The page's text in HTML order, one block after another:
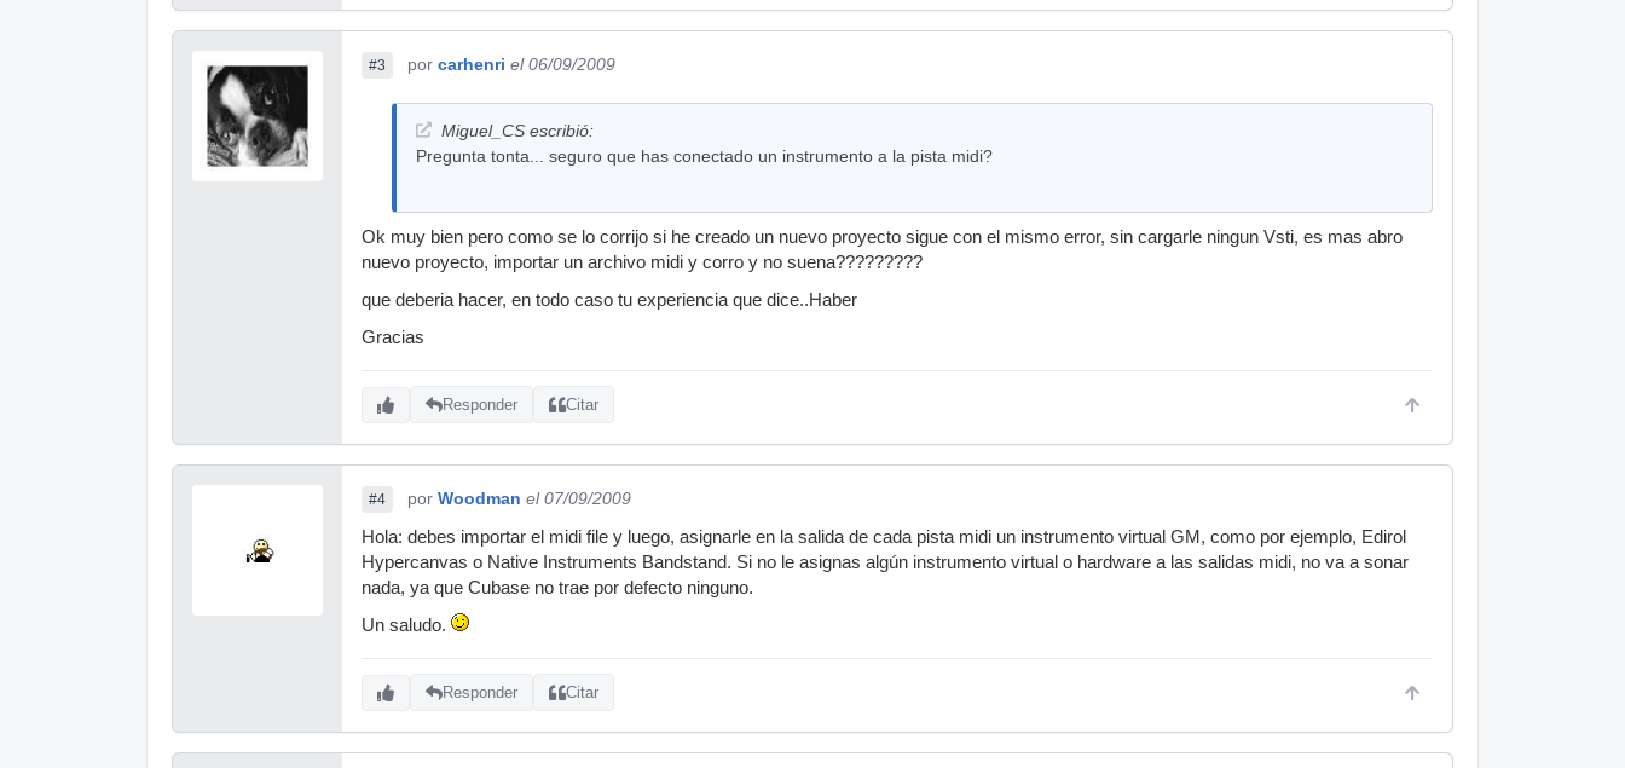
#3 por carhenri el 06/09/2009
Miguel_CS escribió:
Pregunta tonta... seguro que has conectado un instrumento a la pista midi?
Ok muy bien pero como se lo corrijo si he creado un nuevo proyecto sigue con el mismo error, sin cargarle ningun Vsti, es mas abro
nuevo proyecto, importar un archivo midi y corro y no suena?????????
que deberia hacer, en todo caso tu experiencia que dice..Haber
Gracias
Responder Citar
#4 por Woodman el 07/09/2009
Hola: debes importar el midi file y luego, asignarle en la salida de cada pista midi un instrumento virtual GM, como por ejemplo, Edirol
Hypercanvas o Native Instruments Bandstand. Si no le asignas algún instrumento virtual o hardware a las salidas midi, no va a sonar
nada, ya que Cubase no trae por defecto ninguno.
Un saludo.
Responder Citar